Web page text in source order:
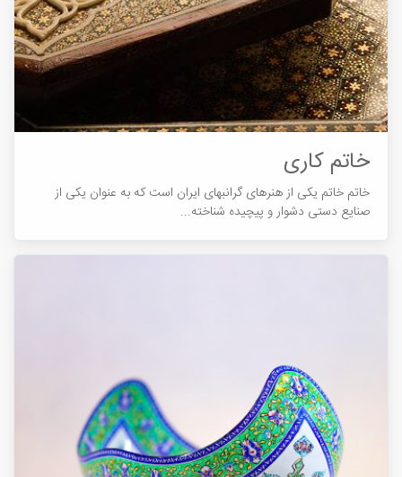
خاتم کاری
خاتم خاتم یکی از هنرهای گرانبهای ایران است که به عنوان یکی از
صنایع دستی دشوار و پیچیده شناخته...